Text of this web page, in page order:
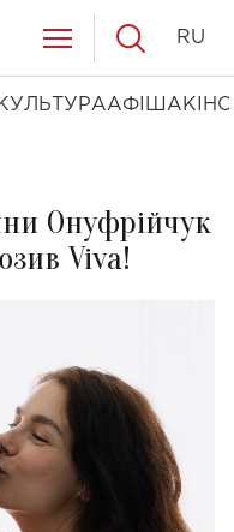
АФІША КІНО
RU
Онуфрійчук
Viva!